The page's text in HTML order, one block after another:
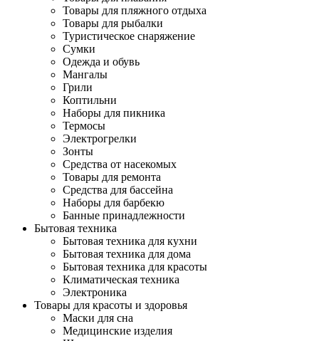
Товары для пляжного отдыха
Товары для рыбалки
Туристическое снаряжение
Сумки
Одежда и обувь
Мангалы
Грили
Коптильни
Наборы для пикника
Термосы
Электрогрелки
Зонты
Средства от насекомых
Товары для ремонта
Средства для бассейна
Наборы для барбекю
Банные принадлежности
Бытовая техника
Бытовая техника для кухни
Бытовая техника для дома
Бытовая техника для красоты
Климатическая техника
Электроника
Товары для красоты и здоровья
Маски для сна
Медицинские изделия